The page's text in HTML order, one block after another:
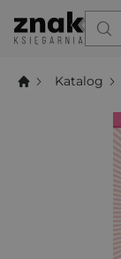
Katalog